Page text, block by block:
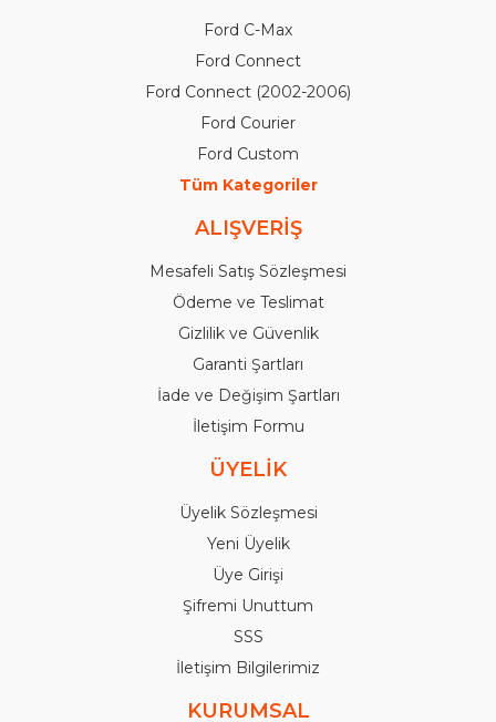
Ford C-Max
Ford Connect
Ford Connect (2002-2006)
Ford Courier
Ford Custom
Tüm Kategoriler
ALIŞVERİŞ
Mesafeli Satış Sözleşmesi
Ödeme ve Teslimat
Gizlilik ve Güvenlik
Garanti Şartları
İade ve Değişim Şartları
İletişim Formu
ÜYELİK
Üyelik Sözleşmesi
Yeni Üyelik
Üye Girişi
Şifremi Unuttum
SSS
İletişim Bilgilerimiz
KURUMSAL